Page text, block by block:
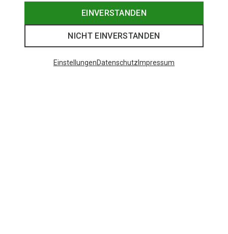
EINVERSTANDEN
NICHT EINVERSTANDEN
EinstellungenDatenschutz Impressum